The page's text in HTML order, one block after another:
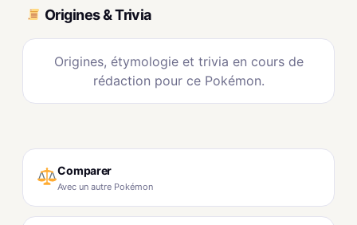
Origines & Trivia
Origines, étymologie et trivia en cours de
rédaction pour ce Pokémon.
Comparer
Avec un autre Pokémon